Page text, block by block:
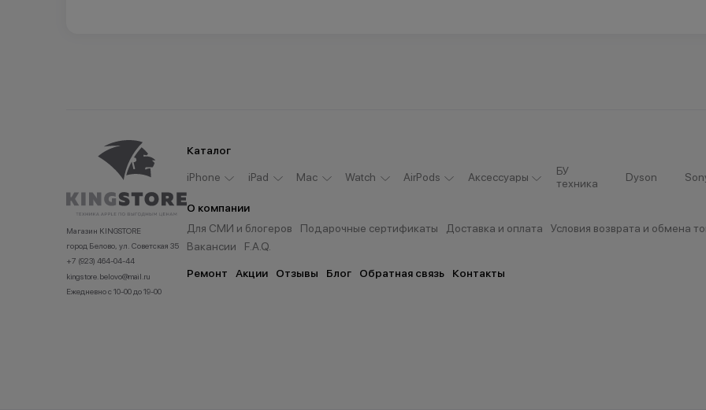
Магазин KINGSTORE
город Белово, ул. Советская 35
+7 (923) 464-04-44
kingstore.belovo@mail.ru
Ежедневно с 10-00 до 19-00
Каталог
iPhone iPad Мас Watch AirPods Аксессуары
БУ
техника
Dyson
О компании
Для СМИ и блогеров
Подарочные сертификаты Доставка и оплата Условия возврата и обмена
Вакансии
F.A.Q.
Ремонт Акции Отзывы Блог Обратная связь Контакты